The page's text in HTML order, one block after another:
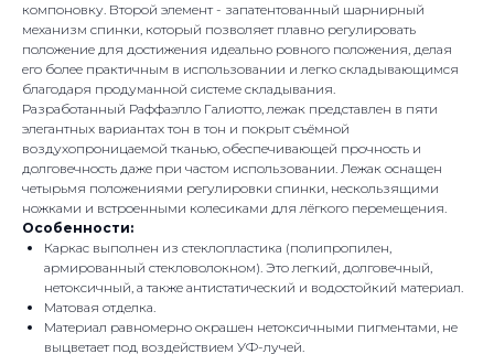
компоновку. Второй элемент - запатентованный шарнирный
механизм спинки, который позволяет плавно регулировать
положение для достижения идеально ровного положения, делая
его более практичным в использовании и легко складывающимся
благодаря продуманной системе складывания.
Разработанный Раффаэлло Галиотто, лежак представлен в пяти
элегантных вариантах тон в тон и покрыт съёмной
воздухопроницаемой тканью, обеспечивающей прочность и
долговечность даже при частом использовании. Лежак оснащен
четырьмя положениями регулировки спинки, нескользящими
ножками и встроенными колесиками для лёгкого перемещения.
Особенности:
Каркас выполнен из стеклопластика (полипропилен,
армированный стекловолокном). Это легкий, долговечный,
нетоксичный, а также антистатический и водостойкий материал.
Матовая отделка.
Материал равномерно окрашен нетоксичными пигментами, не
выцветает под воздействием УФ-лучей.